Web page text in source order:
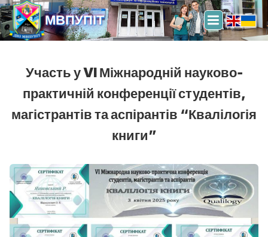
МВПУПІТ
Участь у VI Міжнародній науково-
практичній конференції студентів,
магістрантів та аспірантів “Квалілогія
книги”